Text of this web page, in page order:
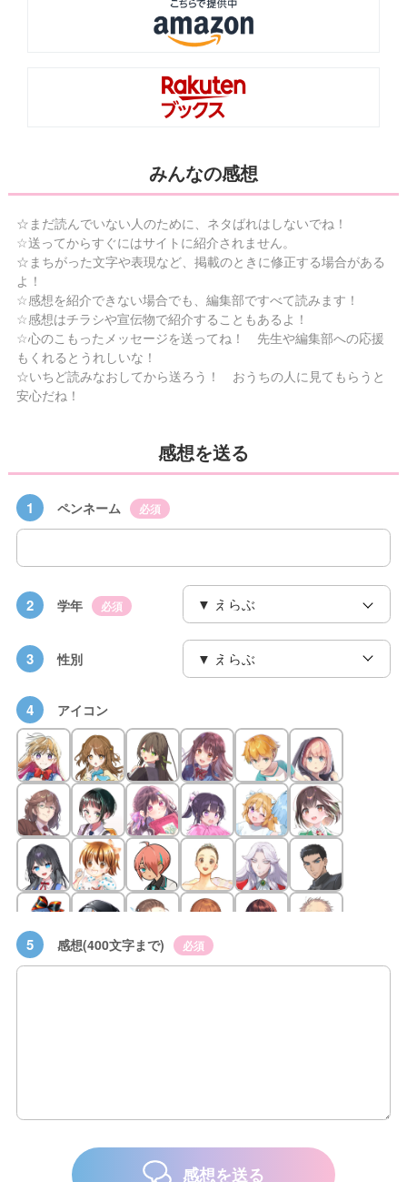
みんなの感想
☆まだ読んでいない人のために、ネタばれはしないでね！
☆送ってからすぐにはサイトに紹介されません。
☆まちがった文字や表現など、掲載のときに修正する場合がある
よ！
☆感想を紹介できない場合でも、編集部ですべて読みます！
☆感想はチラシや宣伝物で紹介することもあるよ！
☆心のこもったメッセージを送ってね！ 先生や編集部への応援
もくれるとうれしいな！
☆いちど読みなおしてから送ろう！ おうちの人に見てもらうと
安心だね！
感想を送る
1 ペンネーム 必須
2 学年 必須
3 性別
4 アイコン
5 感想(400文字まで) 必須
感想を送る